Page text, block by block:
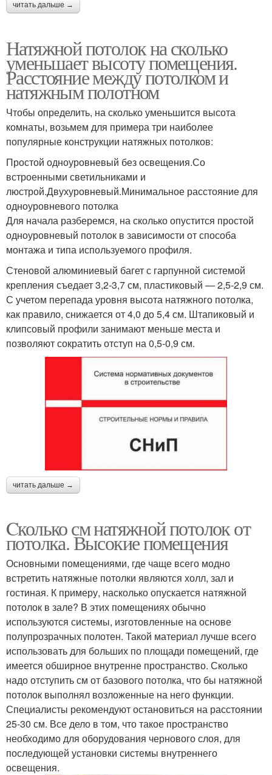
читать дальше →
Натяжной потолок на сколько
уменьшает высоту помещения.
Расстояние между потолком и
натяжным полотном
Чтобы определить, на сколько уменьшится высота
комнаты, возьмем для примера три наиболее
популярные конструкции натяжных потолков:
Простой одноуровневый без освещения.Со
встроенными светильниками и
люстрой.Двухуровневый.Минимальное расстояние для
одноуровневого потолка
Для начала разберемся, на сколько опустится простой
одноуровневый потолок в зависимости от способа
монтажа и типа используемого профиля.
Стеновой алюминиевый багет с гарпунной системой
крепления съедает 3,2-3,7 см, пластиковый — 2,5-2,9 см.
С учетом перепада уровня высота натяжного потолка,
как правило, снижается от 4,0 до 5,4 см. Штапиковый и
клипсовый профили занимают меньше места и
позволяют сократить отступ на 0,5-0,9 см.
читать дальше →
Cколько см натяжной потолок от
потолка. Высокие помещения
Основными помещениями, где чаще всего модно
встретить натяжные потолки являются холл, зал и
гостиная. К примеру, насколько опускается натяжной
потолок в зале? В этих помещениях обычно
используются системы, изготовленные на основе
полупрозрачных полотен. Такой материал лучше всего
использовать для больших по площади помещений, где
имеется обширное внутренне пространство. Сколько
надо отступить см от базового потолка, что бы натяжной
потолок выполнял возложенные на него функции.
Специалисты рекомендуют остановиться на расстоянии
25-30 см. Все дело в том, что такое пространство
необходимо для оборудования чернового слоя, для
последующей установки системы внутреннего
освещения.